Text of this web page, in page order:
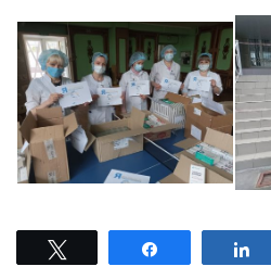
Поділитися